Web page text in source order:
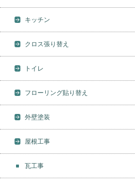
キッチン
クロス張り替え
トイレ
フローリング貼り替え
外壁塗装
屋根工事
瓦工事